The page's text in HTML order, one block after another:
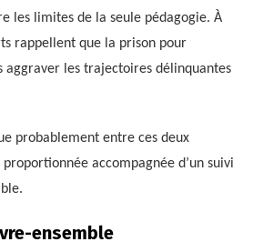
les limites de la seule pédagogie. À
rappellent que la prison pour
aggraver les trajectoires délinquantes
probablement entre ces deux
accompagnée d’un suivi
ensemble